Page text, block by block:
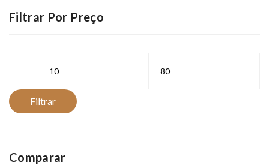
Filtrar Por Preço
Filtrar
Comparar